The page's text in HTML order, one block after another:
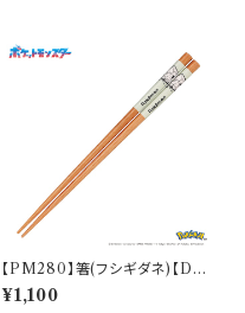
【PM280】箸(フシギダネ)【Dail
y Sketch】PM281-840
¥1,100